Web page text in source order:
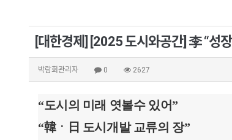
[대한경제] [2025 도시와공간] 李 “성
박람회관리자 0 2627
“도시의 미래 엿볼수 있어”
“韓ㆍ日 도시개발 교류의 장”